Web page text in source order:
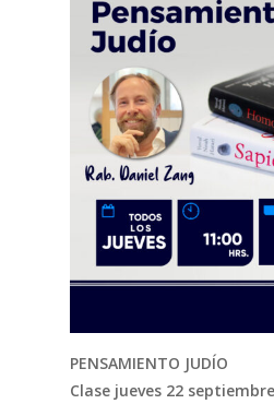
PENSAMIENTO JUDÍO
Clase jueves 22